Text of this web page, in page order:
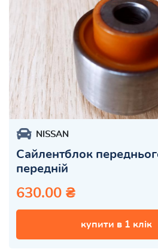
NISSAN
Сайлентблок
передній
630.00 ₴
купити в 1 клік